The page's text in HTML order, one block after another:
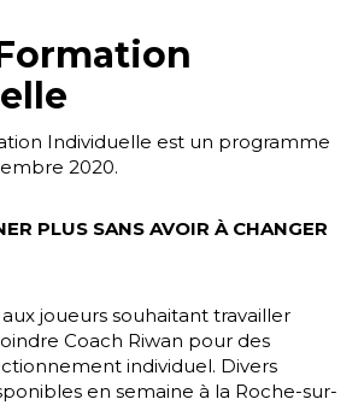
Individuelle est un programme
2020.
PLUS SANS AVOIR À CHANGER
joueurs souhaitant travailler
Coach Riwan pour des
individuel. Divers
en semaine à la Roche-sur-